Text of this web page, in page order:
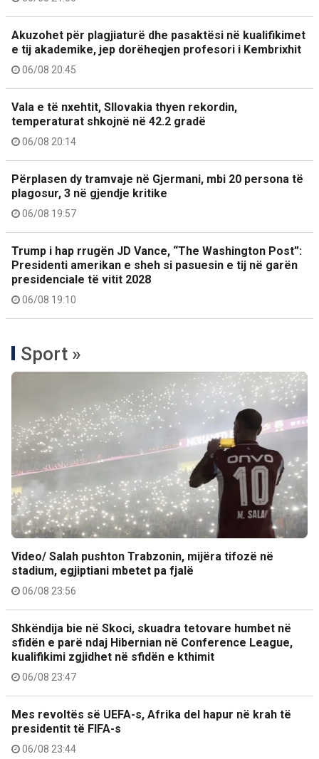
Akuzohet për plagjiaturë dhe pasaktësi në kualifikimet
e tij akademike, jep dorëheqjen profesori i Kembrixhit
06/08 20:45
Vala e të nxehtit, Sllovakia thyen rekordin,
temperaturat shkojnë në 42.2 gradë
06/08 20:14
Përplasen dy tramvaje në Gjermani, mbi 20 persona të
plagosur, 3 në gjendje kritike
06/08 19:57
Trump i hap rrugën JD Vance, “The Washington Post”:
Presidenti amerikan e sheh si pasuesin e tij në garën
presidenciale të vitit 2028
06/08 19:10
Sport »
Video/ Salah pushton Trabzonin, mijëra tifozë në
stadium, egjiptiani mbetet pa fjalë
06/08 23:56
Shkëndija bie në Skoci, skuadra tetovare humbet në
sfidën e parë ndaj Hibernian në Conference League,
kualifikimi zgjidhet në sfidën e kthimit
06/08 23:47
Mes revoltës së UEFA-s, Afrika del hapur në krah të
presidentit të FIFA-s
06/08 23:44